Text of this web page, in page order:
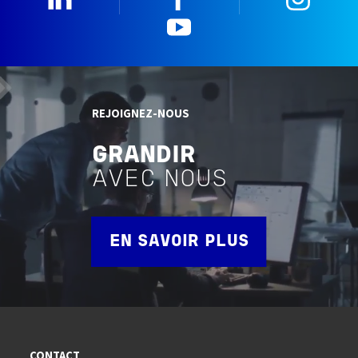
REJOIGNEZ-NOUS
GRANDIR
AVEC NOUS
EN SAVOIR PLUS